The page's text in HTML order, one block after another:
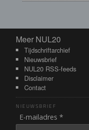
Meer NUL20
Meer NUL20
Tijdschriftarchief
Nieuwsbrief
NUL20 RSS-feeds
Disclaimer
Contact
NIEUWSBRIEF
E-mailadres *